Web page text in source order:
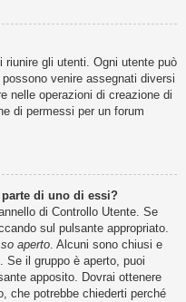
riunire gli utenti. Ogni utente può
venire assegnati diversi
nelle operazioni di creazione di
di permessi per un forum
di uno di essi?
di Controllo Utente. Se
sul pulsante appropriato.
aperto. Alcuni sono chiusi e
Se il gruppo è aperto, puoi
apposito. Dovrai ottenere
che potrebbe chiederti perché